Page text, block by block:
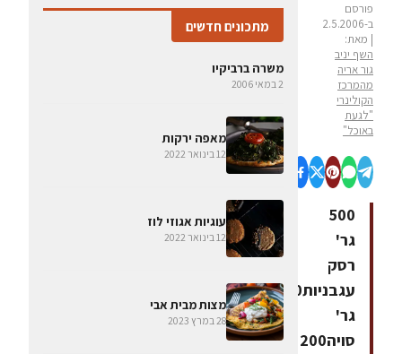
פורסם
ב-2.5.2006
| מאת:
השף יניב
גור אריה
מהמרכז
הקולינרי
"לגעת
באוכל"
500
גר'
רסק
עגבניות200
גר'
סויה200
מתכונים חדשים
משרה ברביקיו
2 במאי 2006
מאפה ירקות
12 בינואר 2022
עוגיות אגוזי לוז
12 בינואר 2022
מצות מבית אבי
28 במרץ 2023